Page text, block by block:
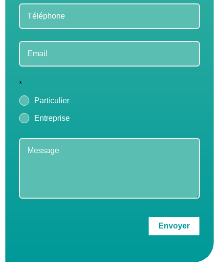
*
Particulier
Entreprise
Envoyer